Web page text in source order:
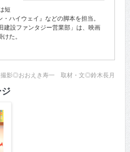
短
ハイウェイ』などの脚本を担当。
建設ファンタジー営業部」は、映画
た。
撮影◎おおえき寿一 取材・文◎鈴木長月